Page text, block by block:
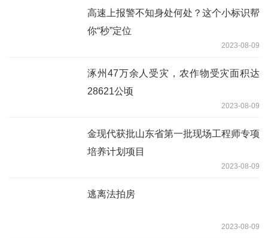
高速上报警不知身处何处？这个小标识帮
你“秒”定位
2023-08-09
涿州47万余人受灾，农作物受灾面积达
28621公顷
2023-08-09
金现代获批山东省第一批现场工程师专项
培养计划项目
2023-08-09
逃离法拍房
2023-08-09